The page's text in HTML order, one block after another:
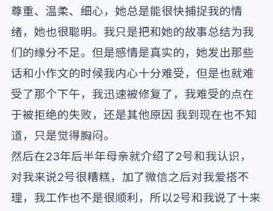
尊重、温柔、细心，她总是能很快捕捉我的情
绪，她也很聪明。我只是把和她的故事总结为我
们的缘分不足。但是感情是真实的，她发出那些
话和小作文的时候我内心十分难受，但是也就难
受了那个下午，我迅速被修复了，我难受的点在
于被拒绝的失败，还是其他原因 我到现在也不知
道，只是觉得胸闷。
然后在23年后半年母亲就介绍了2号和我认识，
对我来说2号很糟糕，加了微信之后对我爱搭不
理，我工作也不是很顺利，所以2号和我说了十来